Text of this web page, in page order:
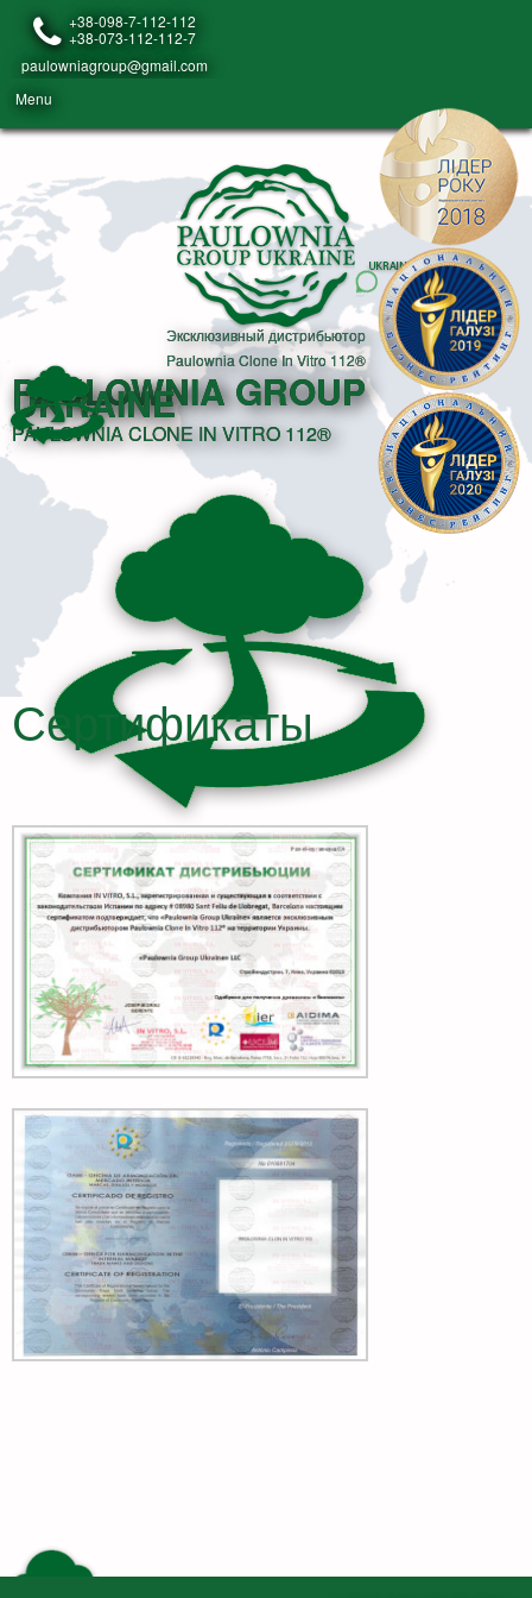
+38-098-7-112-112
+38-073-112-112-7
paulowniagroup@gmail.com
Menu
Эксклюзивный дистрибьютор
Paulownia Clone In Vitro 112®
PAULOWNIA GROUP
UKRAINE
PAULOWNIA CLONE IN VITRO 112®
Сертификаты